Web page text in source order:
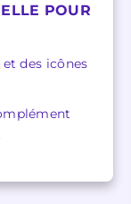
POUR
des icônes